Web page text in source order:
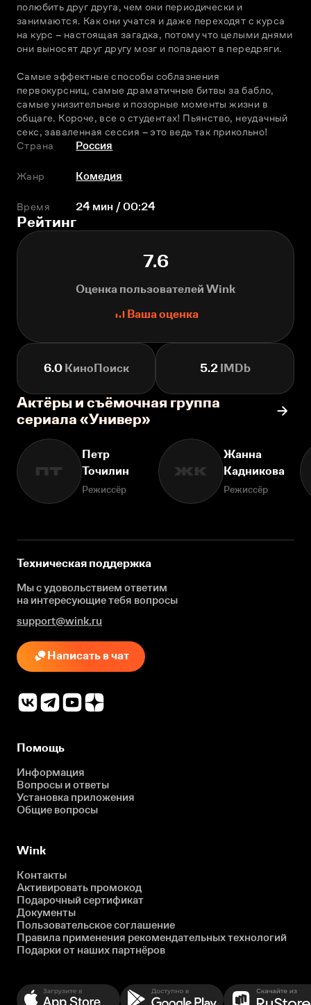
полюбить друг друга, чем они периодически и
занимаются. Как они учатся и даже переходят с курса
на курс – настоящая загадка, потому что целыми днями
они выносят друг другу мозг и попадают в передряги.
Самые эффектные способы соблазнения
первокурсниц, самые драматичные битвы за бабло,
самые унизительные и позорные моменты жизни в
общаге. Короче, все о студентах! Пьянство, неудачный
секс, заваленная сессия – это ведь так прикольно!
Страна
Россия
Жанр Комедия
Время 24 мин / 00:24
Рейтинг
7.6
Оценка пользователей Wink
Ваша оценка
6.0КиноПоиск 5.2IMDb
Актёры и съёмочная группа
сериала «Универ»
ПТ
Петр
Точилин
Режиссёр
ЖК
Жанна
Кадникова
Режиссёр
Техническая поддержка
Мы с удовольствием ответим
на интересующиетебя вопросы
support@wink.ru
Написать в чат
Помощь
Информация
Вопросы и ответы
Установка приложения
Общие вопросы
Wink
Контакты
Активировать промокод
Подарочный сертификат
Документы
Пользовательское соглашение
Правила применения рекомендательных технологий
Подарки от наших партнёров